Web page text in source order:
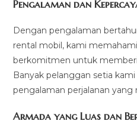
Pengalaman dan
Dengan pengalaman
rental mobil, kami
berkomitmen untuk
Banyak pelanggan setia
pengalaman perjalanan
Armada yang Luas dan